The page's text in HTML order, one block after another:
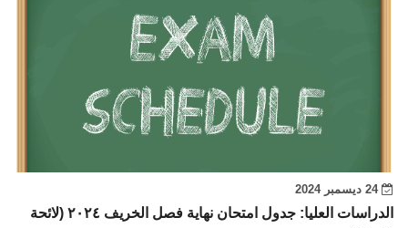
24 ديسمبر 2024
الدراسات العليا: جدول امتحان نهاية فصل الخريف ٢٠٢٤ (لائحة